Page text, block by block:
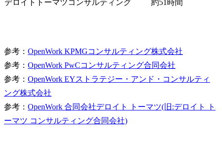
デロイトトーマツコンサルティング 約51時間
参考： OpenWork KPMGコンサルティング株式会社
参考： OpenWork PwCコンサルティング合同会社
参考： OpenWork EYストラテジー・アンド・コンサルティ
ング株式会社
参考： OpenWork 合同会社デロイト トーマツ(旧:デロイト ト
ーマツ コンサルティング合同会社)